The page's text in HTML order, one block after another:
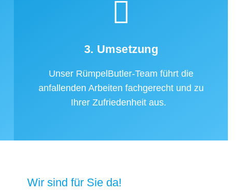
3. Umsetzung
Unser RümpelButler-Team führt die
anfallenden Arbeiten fachgerecht und zu
Ihrer Zufriedenheit aus.
Wir sind für Sie da!